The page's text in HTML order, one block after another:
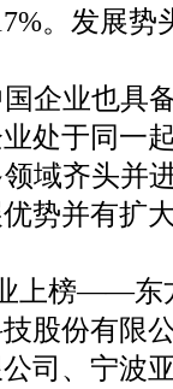
。发展
企业也具
处于同一
域齐头并
势并有扩
上榜——东
股份有限
司、宁波